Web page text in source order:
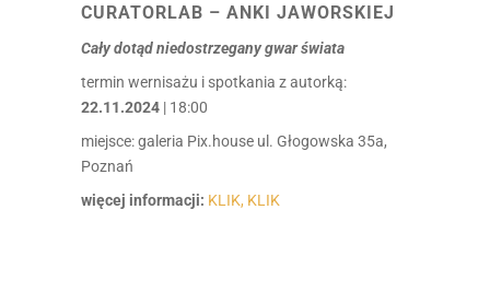
CURATORLAB – ANKI JAWORSKIEJ
Cały dotąd niedostrzegany gwar świata
termin wernisażu i spotkania z autorką:
22.11.2024 | 18:00
miejsce: galeria Pix.house ul. Głogowska 35a,
Poznań
więcej informacji: KLIK, KLIK